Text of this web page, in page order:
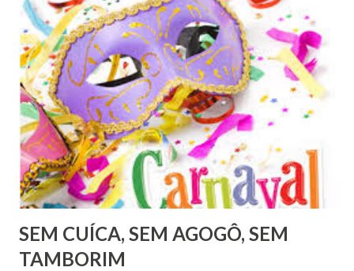
SEM CUÍCA, SEM AGOGÔ, SEM
TAMBORIM